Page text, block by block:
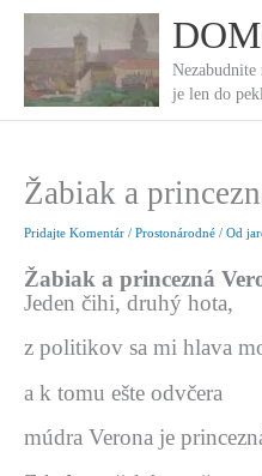
obsah
Nezabudnite
je len do
Žabiak a
Pridajte Komentár / Prostonárodné / Od
Žabiak a princezná
Jeden čihi, druhý hota,
z politikov sa mi hlava
a k tomu ešte odvčera
múdra Verona je